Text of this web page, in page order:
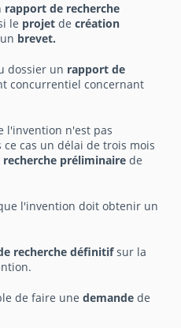
rapport de recherche
le projet de création
brevet.
dossier un rapport de
concurrentiel concernant
l'invention n'est pas
cas un délai de trois mois
préliminaire de
l'invention doit obtenir un
recherche définitifsur la
de faire une demande de